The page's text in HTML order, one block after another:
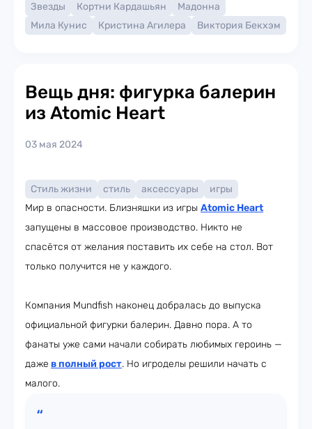
Звезды Кортни Кардашьян
Мадонна
Мила Кунис
Кристина Агилера Виктория Бекхэм
Вещь дня: фигурка балерин
из Atomic Heart
03 мая 2024
Стиль жизни стиль аксессуары
игры
Мир в опасности. Близняшки из игры Atomic Heart
запущены в массовое производство. Никто не
спасётся от желания поставить их себе на стол. Вот
только получится не у каждого.
Компания Mundfish наконец добралась до выпуска
официальной фигурки балерин. Давно пора. А то
фанаты уже сами начали собирать любимых героинь —
даже в полный рост. Но игроделы решили начать с
малого.